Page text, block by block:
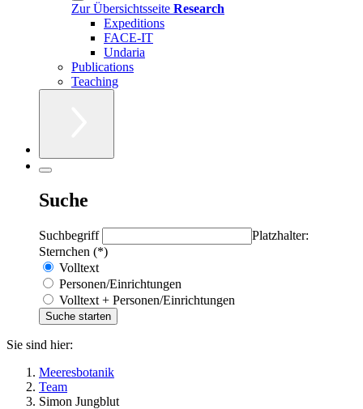
Zur Übersichtsseite Research
Expeditions
FACE-IT
Undaria
Publications
Teaching
Suche
Suchbegriff
Platzhalter:
Sternchen (*)
Volltext
Personen/Einrichtungen
Volltext + Personen/Einrichtungen
Sie sind hier:
Meeresbotanik
Team
Simon Jungblut